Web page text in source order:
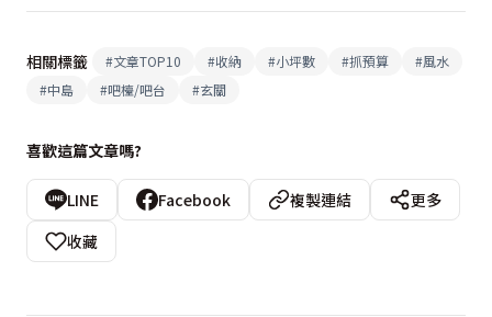
相關標籤 #文章TOP10 #收納 #小坪數 #抓預算 #風水
#中島 #吧檯/吧台 #玄關
喜歡這篇文章嗎?
LINE Facebook 複製連結
更多
收藏